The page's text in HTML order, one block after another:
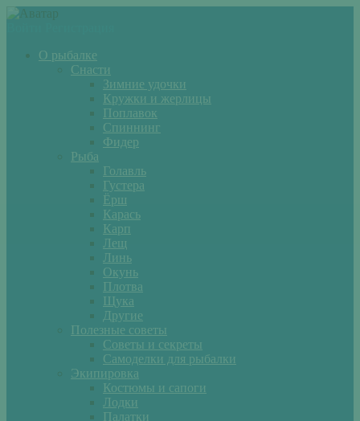
О рыбалке
Снасти
Зимние удочки
Кружки и жерлицы
Поплавок
Спиннинг
Фидер
Рыба
Голавль
Густера
Ёрш
Карась
Карп
Лещ
Линь
Окунь
Плотва
Щука
Другие
Полезные советы
Советы и секреты
Самоделки для рыбалки
Экипировка
Костюмы и сапоги
Лодки
Палатки